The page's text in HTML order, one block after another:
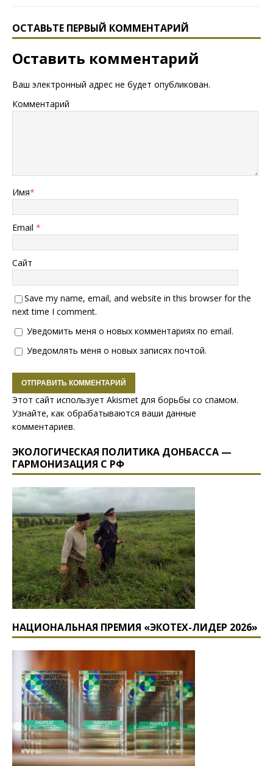
ОСТАВЬТЕ ПЕРВЫЙ КОММЕНТАРИЙ
Оставить комментарий
Ваш электронный адрес не будет опубликован.
Комментарий
Имя*
Email *
Сайт
Save my name, email, and website in this browser for the
next time I comment.
Уведомить меня о новых комментариях по email.
Уведомлять меня о новых записях почтой.
Этот сайт использует Akismet для борьбы со спамом.
Узнайте, как обрабатываются ваши данные
комментариев.
ЭКОЛОГИЧЕСКАЯ ПОЛИТИКА ДОНБАССА —
ГАРМОНИЗАЦИЯ С РФ
НАЦИОНАЛЬНАЯ ПРЕМИЯ «ЭКОТЕХ-ЛИДЕР 2026»